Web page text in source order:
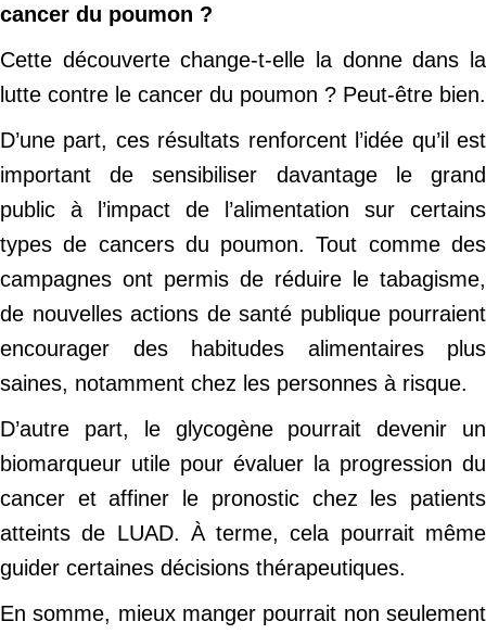
cancer du poumon ?
Cette découverte change-t-elle la donne dans la
lutte contre le cancer du poumon ? Peut-être bien.
D’une part, ces résultats renforcent l’idée qu’il est
important de sensibiliser davantage le grand
public à l’impact de l’alimentation sur certains
types de cancers du poumon. Tout comme des
campagnes ont permis de réduire le tabagisme,
de nouvelles actions de santé publique pourraient
encourager des habitudes alimentaires plus
saines, notamment chez les personnes à risque.
D’autre part, le glycogène pourrait devenir un
biomarqueur utile pour évaluer la progression du
cancer et affiner le pronostic chez les patients
atteints de LUAD. À terme, cela pourrait même
guider certaines décisions thérapeutiques.
En somme, mieux manger pourrait non seulement